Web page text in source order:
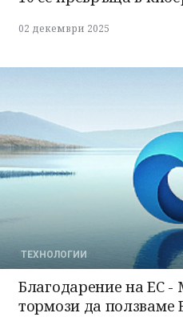
02 декември 2025
ТЕХНОЛОГИИ
Благодарение на ЕС -
тормози да ползваме